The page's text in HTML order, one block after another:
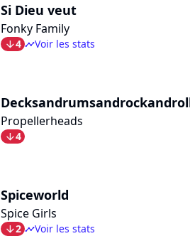
Si Dieu veut
Fonky Family
arrow_bot4 timelineVoir les stats
Propellerheads
arrow_bot4
Spiceworld
Spice Girls
arrow_bot2 timelineVoir les stats